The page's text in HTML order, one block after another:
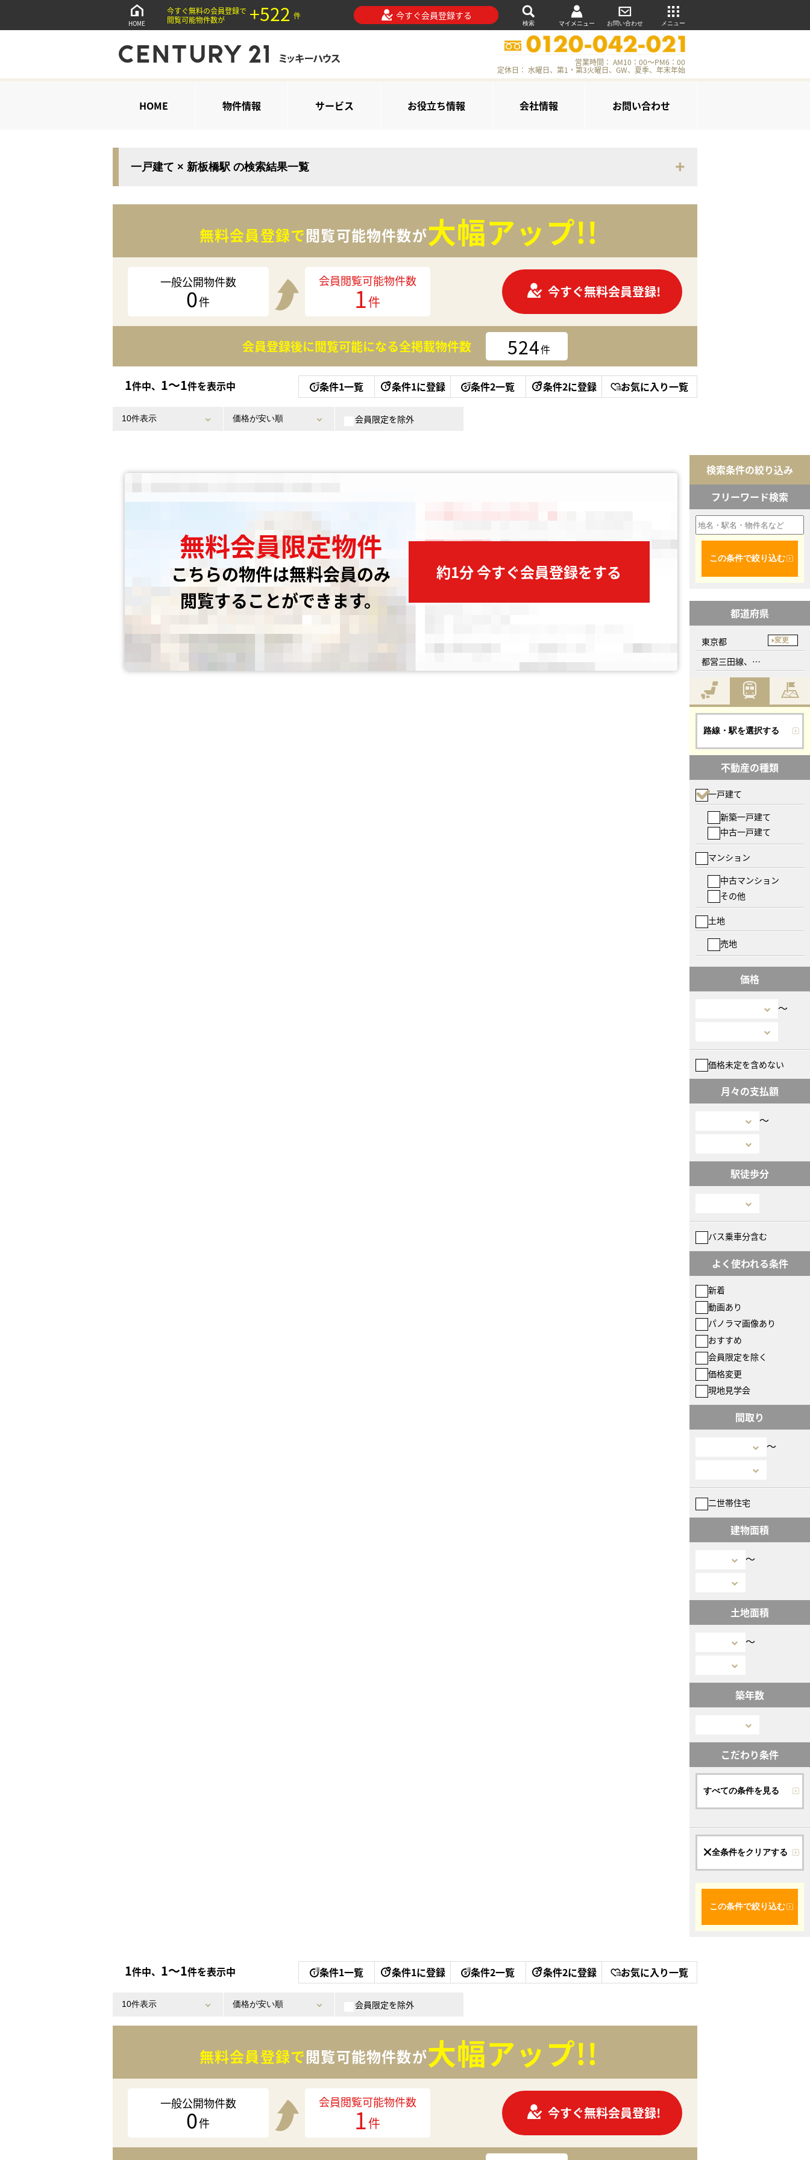
HOME
今すぐ無料の会員登録で
閲覧可能物件数が
+522 件 今すぐ会員登録する
検索 マイメニュー お問い合わせ メニュー
営業時間： AM10：00～PM6：00
定休日： 水曜日、第1・第3火曜日、GW、夏季、年末年始
HOME 物件情報 サービス お役立ち情報 会社情報 お問い合わせ
一戸建て × 新板橋駅 の検索結果一覧
無料会員登録で閲覧可能物件数が大幅アップ!!
一般公開物件数
0件
会員閲覧可能物件数
1件
今すぐ無料会員登録!
会員登録後に閲覧可能になる全掲載物件数 524件
1件中、 1〜1件を表示中 条件1一覧 条件1に登録 条件2一覧 条件2に登録 お気に入り一覧
会員限定を除外
無料会員限定物件
こちらの物件は無料会員のみ
閲覧することができます。
約1分 今すぐ会員登録をする
検索条件の絞り込み
フリーワード検索
この条件で絞り込む
都道府県
東京都 変更
都営三田線、新板橋駅
路線・駅を選択する
不動産の種類
一戸建て
新築一戸建て
中古一戸建て
マンション
中古マンション
その他
土地
売地
価格
〜
価格未定を含めない
月々の支払額
〜
駅徒歩分
バス乗車分含む
よく使われる条件
新着
動画あり
パノラマ画像あり
おすすめ
会員限定を除く
価格変更
現地見学会
間取り
〜
二世帯住宅
建物面積
〜
土地面積
〜
築年数
こだわり条件
すべての条件を見る
全条件をクリアする
この条件で絞り込む
1件中、 1〜1件を表示中 条件1一覧 条件1に登録 条件2一覧 条件2に登録 お気に入り一覧
会員限定を除外
無料会員登録で閲覧可能物件数が大幅アップ!!
一般公開物件数
0件
会員閲覧可能物件数
1件
今すぐ無料会員登録!